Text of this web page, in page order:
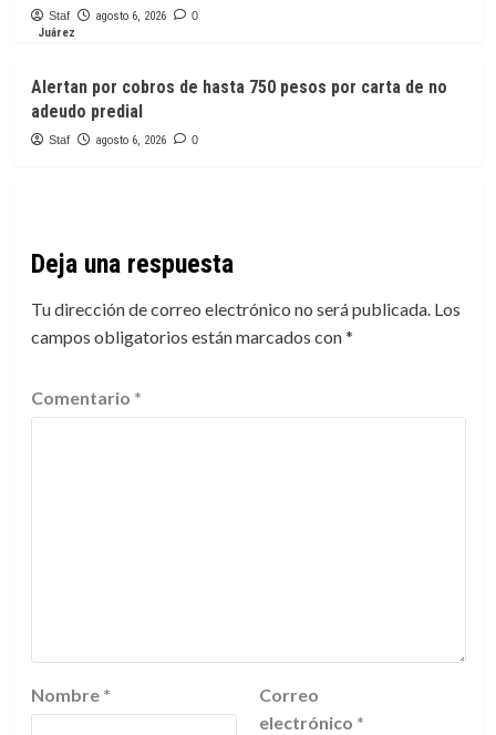
Staf agosto 6, 2026 0
Juárez
Alertan por cobros de hasta 750 pesos por carta de no
adeudo predial
Staf agosto 6, 2026 0
Deja una respuesta
Tu dirección de correo electrónico no será publicada. Los
campos obligatorios están marcados con*
Comentario *
Nombre *
Correo
electrónico *